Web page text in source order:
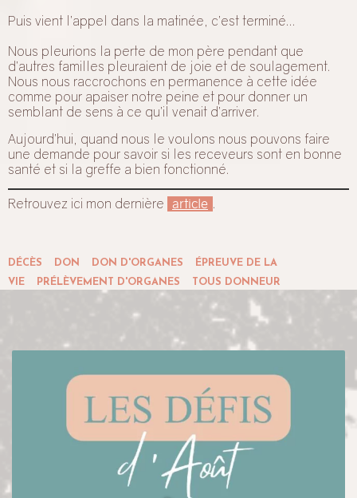
Puis vient l’appel dans la matinée, c’est terminé…
Nous pleurions la perte de mon père pendant que
d’autres familles pleuraient de joie et de soulagement.
Nous nous raccrochons en permanence à cette idée
comme pour apaiser notre peine et pour donner un
semblant de sens à ce qu’il venait d’arriver.
Aujourd’hui, quand nous le voulons nous pouvons faire
une demande pour savoir si les receveurs sont en bonne
santé et si la greffe a bien fonctionné.
Retrouvez ici mon dernière article .
DÉCÈS DON DON D'ORGANES
ÉPREUVE DE LA
VIE
PRÉLÈVEMENT D'ORGANES TOUS DONNEUR